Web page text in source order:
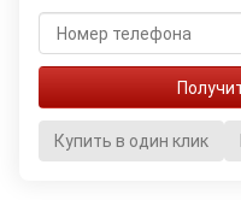
Купить в один клик